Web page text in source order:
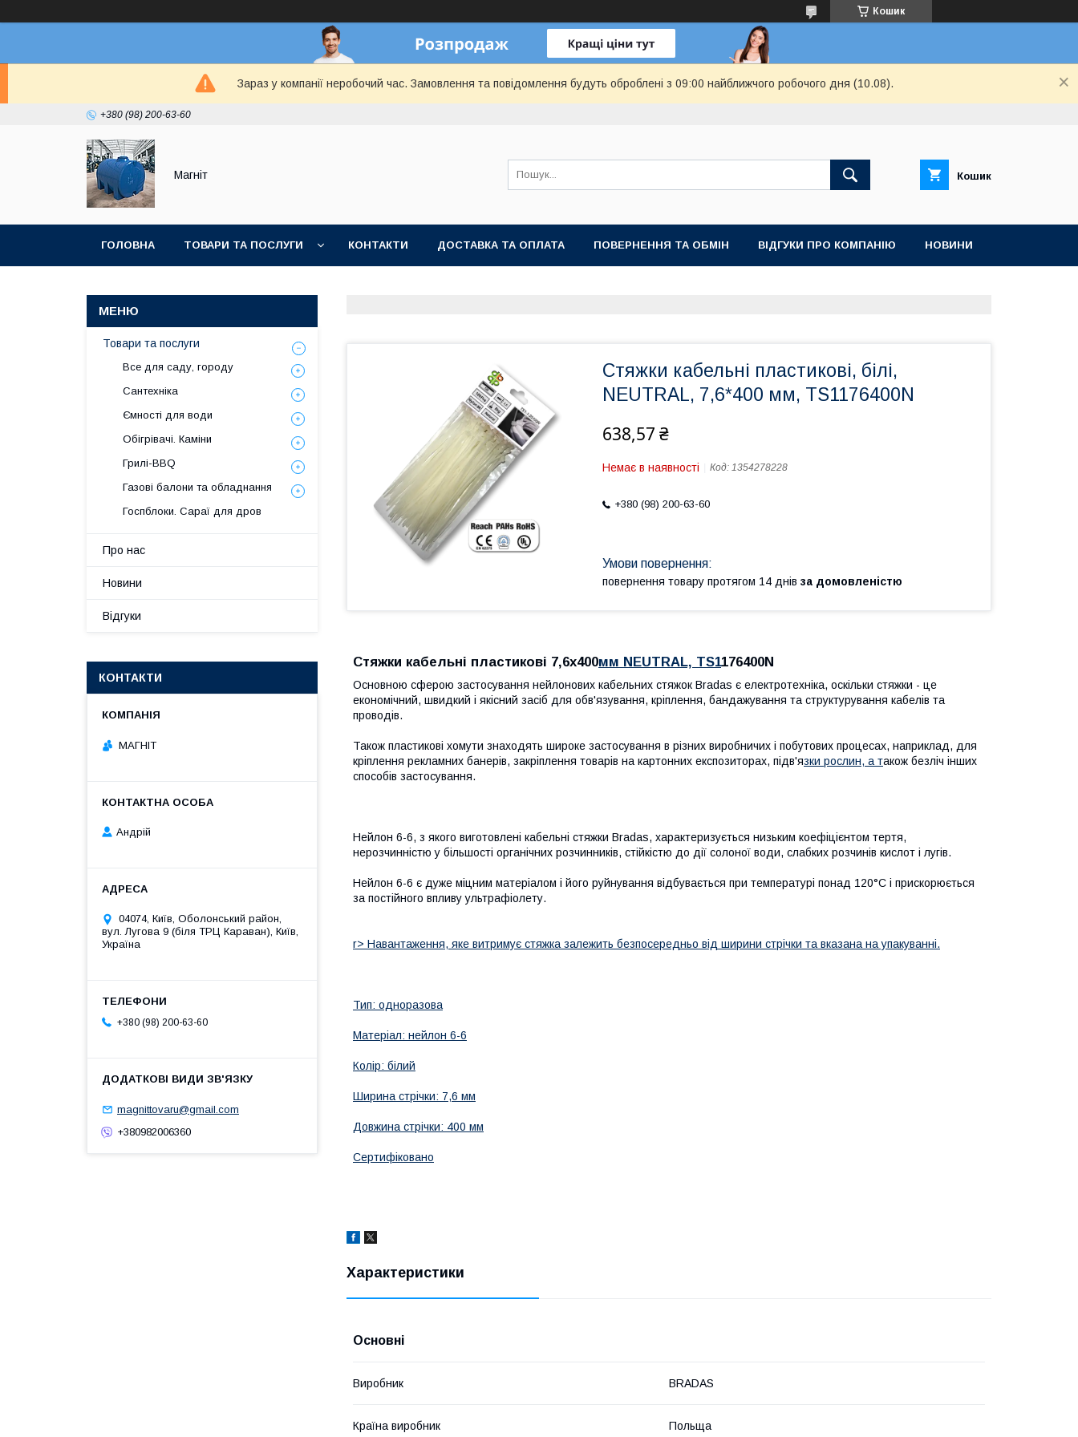
Кошик
Зараз у компанії неробочий час. Замовлення та повідомлення будуть оброблені з 09:00 найближчого робочого дня (10.08).
+380 (98) 200-63-60
Магніт Кошик
ГОЛОВНА ТОВАРИ ТА ПОСЛУГИ КОНТАКТИ ДОСТАВКА ТА ОПЛАТА ПОВЕРНЕННЯ ТА ОБМІН ВІДГУКИ ПРО КОМПАНІЮ НОВИНИ
Стяжки кабельні пластикові, білі,
NEUTRAL, 7,6*400 мм, TS1176400N
638,57 ₴
Немає в наявності Код: 1354278228
+380 (98) 200-63-60
повернення товару протягом 14 днів за домовленістю
Стяжки кабельні пластикові 7,6x400мм NEUTRAL, TS1176400N
Основною сферою застосування нейлонових кабельних стяжок Bradas є електротехніка, оскільки стяжки - це
економічний, швидкий і якісний засіб для обв'язування, кріплення, бандажування та структурування кабелів та
проводів.
Також пластикові хомути знаходять широке застосування в різних виробничих і побутових процесах, наприклад, для
кріплення рекламних банерів, закріплення товарів на картонних експозиторах, підв'язки рослин, а також безліч інших
способів застосування.
Нейлон 6-6, з якого виготовлені кабельні стяжки Bradas, характеризується низьким коефіцієнтом тертя,
нерозчинністю у більшості органічних розчинників, стійкістю до дії солоної води, слабких розчинів кислот і лугів.
Нейлон 6-6 є дуже міцним матеріалом і його руйнування відбувається при температурі понад 120°С і прискорюється
за постійного впливу ультрафіолету.
r> Навантаження, яке витримує стяжка залежить безпосередньо від ширини стрічки та вказана на упакуванні.
Тип: одноразова
Матеріал: нейлон 6-6
Колір: білий
Ширина стрічки: 7,6 мм
Довжина стрічки: 400 мм
Сертифіковано
Характеристики
Основні
Виробник BRADAS
Країна виробник Польща
Товари та послуги
Все для саду, городу
Сантехніка
Ємності для води
Обігрівачі. Каміни
Грилі-BBQ
Газові балони та обладнання
Госпблоки. Сараї для дров
Про нас
Новини
Відгуки
КОНТАКТИ
МАГНІТ
Андрій
04074, Київ, Оболонський район,
вул. Лугова 9 (біля ТРЦ Караван), Київ,
Україна
+380 (98) 200-63-60
magnittovaru@gmail.com
+380982006360